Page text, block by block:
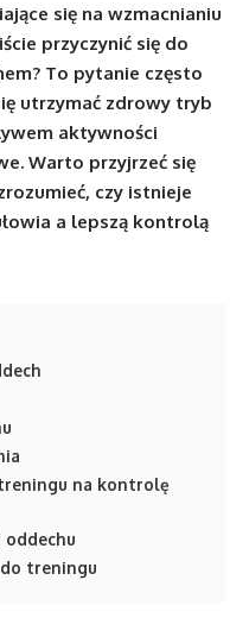
się na wzmacnianiu
przyczynić się do
To pytanie często
utrzymać zdrowy tryb
aktywności
Warto przyjrzeć się
czy istnieje
a lepszą kontrolą
na kontrolę
treningu